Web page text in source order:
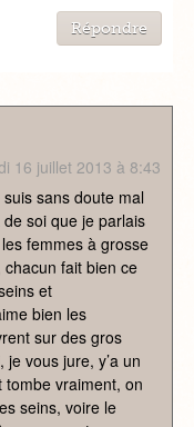
Répondre
16 juillet 2013 à 8:43
sans doute mal
soi que je parlais
femmes à grosse
fait bien ce
et
bien les
sur des gros
vous jure, y’a un
vraiment, on
seins, voire le